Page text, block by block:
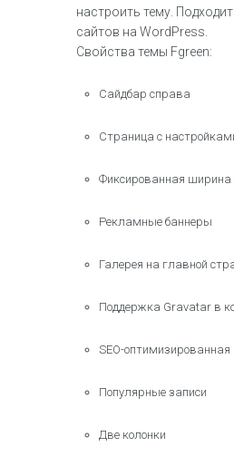
настроить тему.
сайтов на WordPress.
Свойства темы Fgreen:
Сайдбар справа
Страница с
Фиксированная ширина
Рекламные баннеры
Галерея на главной
Поддержка Gravatar в
SEO-оптимизированная
Популярные записи
Две колонки